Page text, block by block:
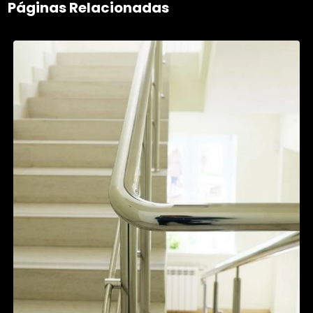
Páginas Relacionadas